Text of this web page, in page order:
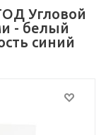
Угловой
- белый
синий